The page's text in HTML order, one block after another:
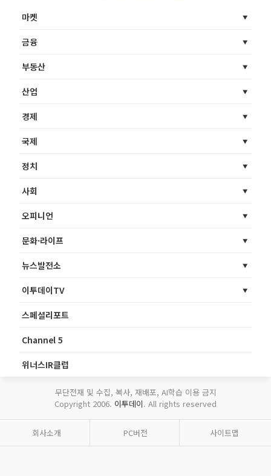
마켓
금융
부동산
산업
경제
국제
정치
사회
오피니언
문화·라이프
뉴스발전소
이투데이TV
스페셜리포트
Channel 5
위너스IR클럽
무단전재 및 수집, 복사, 재배포, AI학습 이용 금지
Copyright 2006. 이투데이. All rights reserved
회사소개 PC버전 사이트맵